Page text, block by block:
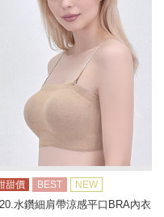
甜價 BEST NEW
水鑽細肩帶涼感平口BRA內衣